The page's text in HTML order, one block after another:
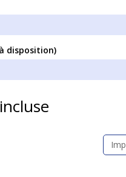
disposition)